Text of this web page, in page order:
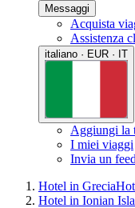
Messaggi
Acquista
Assistenza
italiano · EUR · IT
Aggiungi la
I miei viaggi
Invia un
Hotel in Grecia
Hotel in Ionian